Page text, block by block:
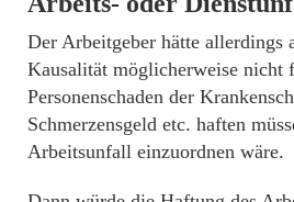
Der Arbeitgeber hätte allerdings
Kausalität möglicherweise nicht
Personenschaden der
Schmerzensgeld etc. haften
Arbeitsunfall einzuordnen wäre.